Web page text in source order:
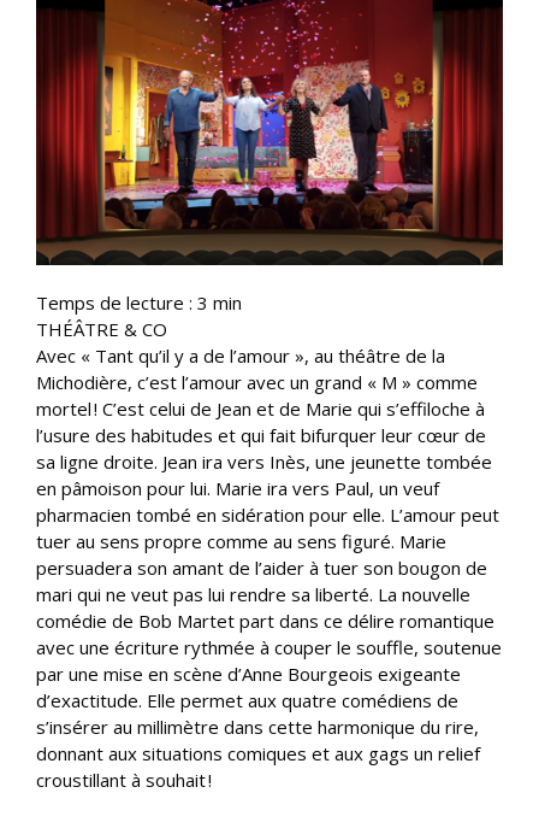
Temps de lecture : 3 min
THÉÂTRE & CO
Avec « Tant qu’il y a de l’amour », au théâtre de la
Michodière, c’est l’amour avec un grand « M » comme
mortel ! C’est celui de Jean et de Marie qui s’effiloche à
l’usure des habitudes et qui fait bifurquer leur cœur de
sa ligne droite. Jean ira vers Inès, une jeunette tombée
en pâmoison pour lui. Marie ira vers Paul, un veuf
pharmacien tombé en sidération pour elle. L’amour peut
tuer au sens propre comme au sens figuré. Marie
persuadera son amant de l’aider à tuer son bougon de
mari qui ne veut pas lui rendre sa liberté. La nouvelle
comédie de Bob Martet part dans ce délire romantique
avec une écriture rythmée à couper le souffle, soutenue
par une mise en scène d’Anne Bourgeois exigeante
d’exactitude. Elle permet aux quatre comédiens de
s’insérer au millimètre dans cette harmonique du rire,
donnant aux situations comiques et aux gags un relief
croustillant à souhait !